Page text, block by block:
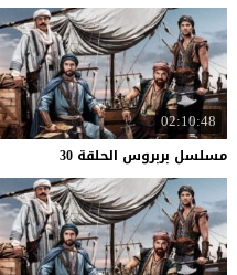
02:10:48
مسلسل بربروس الحلقة 30